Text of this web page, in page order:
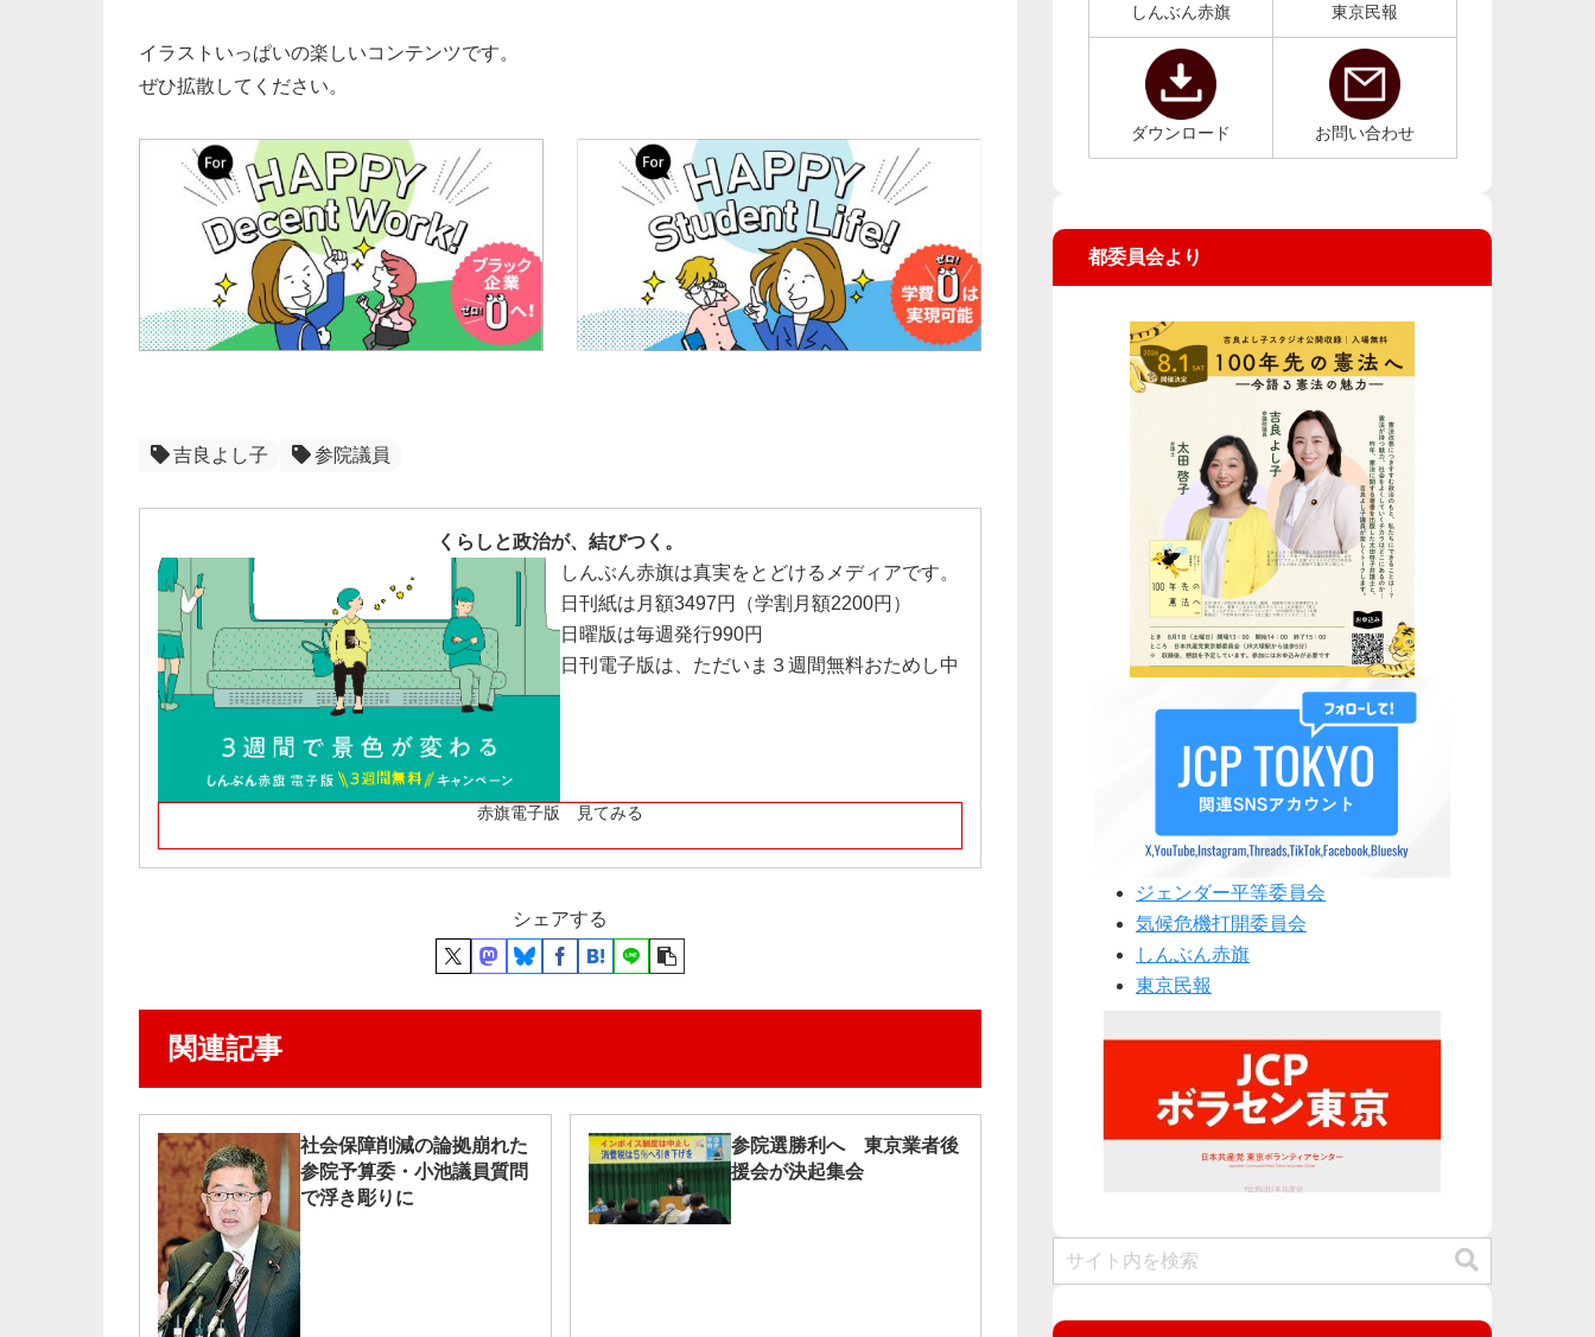
イラストいっぱいの楽しいコンテンツです。
ぜひ拡散してください。
吉良よし子 参院議員
くらしと政治が、結びつく。
しんぶん赤旗は真実をとどけるメディアです。
日刊紙は月額3497円（学割月額2200円）
日曜版は毎週発行990円
日刊電子版は、ただいま３週間無料おためし中
赤旗電子版 見てみる
シェアする
関連記事
社会保障削減の論拠崩れた
参院予算委・小池議員質問
で浮き彫りに
参院選勝利へ 東京業者後
援会が決起集会
しんぶん赤旗 東京民報
ダウンロード お問い合わせ
都委員会より
ジェンダー平等委員会
気候危機打開委員会
しんぶん赤旗
東京民報